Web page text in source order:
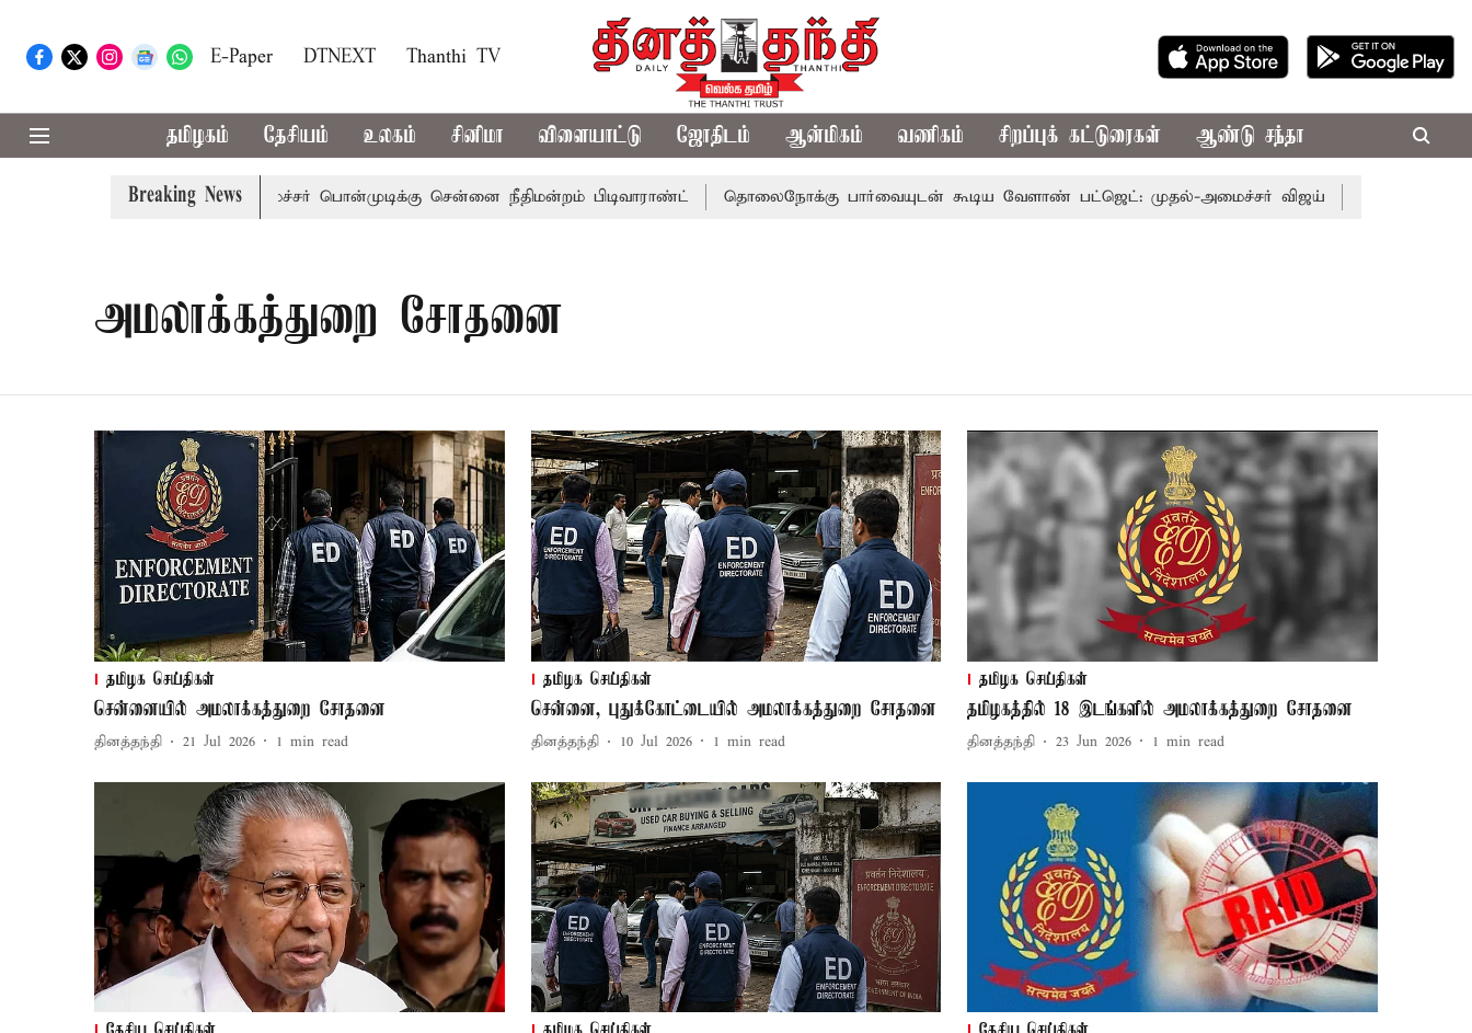
E-Paper DTNEXT Thanthi TV
தமிழகம் தேசியம் உலகம் சினிமா விளையாட்டு ஜோதிடம் ஆன்மிகம் வணிகம் சிறப்புக் கட்டுரைகள் ஆண்டு சந்தா
Breaking News
முன்னாள் அமைச்சர் பொன்முடிக்கு சென்னை நீதிமன்றம் பிடிவாராண்ட் தொலைநோக்கு பார்வையுடன் கூடிய வேளாண் பட்ஜெட்: முதல்-அமைச்சர் விஜய் தமிழக அரசியலில்
அமலாக்கத்துறை சோதனை
தமிழக செய்திகள்
சென்னையில் அமலாக்கத்துறை சோதனை
தினத்தந்தி 21 Jul 2026 1 min read
தமிழக செய்திகள்
சென்னை, புதுக்கோட்டையில் அமலாக்கத்துறை சோதனை
தினத்தந்தி 10 Jul 2026 1 min read
தமிழக செய்திகள்
தமிழகத்தில் 18 இடங்களில் அமலாக்கத்துறை சோதனை
தினத்தந்தி 23 Jun 2026 1 min read